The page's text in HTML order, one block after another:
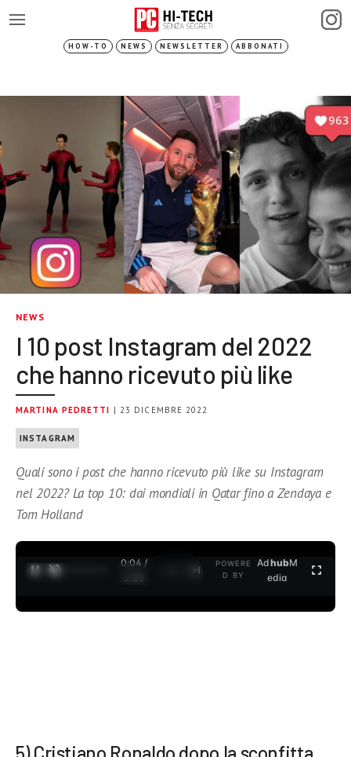
HOW-TO NEWS NEWSLETTER ABBONATI
NEWS
I 10 post Instagram del 2022
che hanno ricevuto più like
MARTINA PEDRETTI | 23 DICEMBRE 2022
INSTAGRAM
Quali sono i post che hanno ricevuto più like su Instagram
nel 2022? La top 10: dai mondiali in Qatar fino a Zendaya e
Tom Holland
0:04 /
3:35
POWERE
D BY
AdhubM
edia